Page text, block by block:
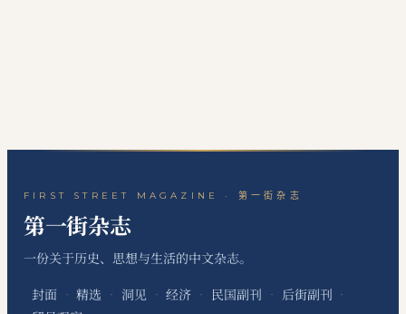
FIRST STREET MAGAZINE · 第一街杂志
第一街杂志
一份关于历史、思想与生活的中文杂志。
封面 · 精选 · 洞见 · 经济 · 民国副刊 · 后街副刊 ·